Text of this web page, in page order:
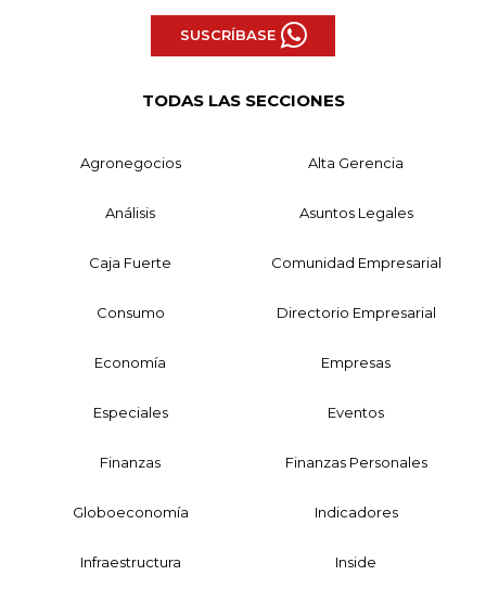
SUSCRÍBASE
TODAS LAS SECCIONES
Agronegocios Alta Gerencia
Análisis Asuntos Legales
Caja Fuerte Comunidad Empresarial
Consumo Directorio Empresarial
Economía Empresas
Especiales Eventos
Finanzas Finanzas Personales
Globoeconomía Indicadores
Infraestructura Inside